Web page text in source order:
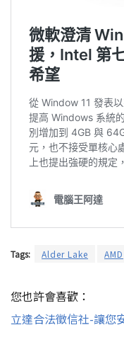
Tags: Alder Lake AMD
您也許會喜歡：
立達合法徵信社-讓您